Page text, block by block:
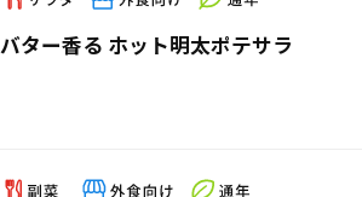
バター香る ホット明太ポテサラ